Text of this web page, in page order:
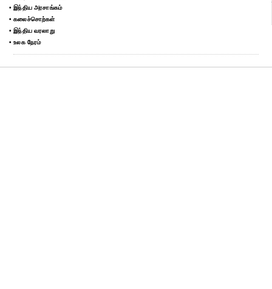
• இந்திய அரசாங்கம்
• கலைச்சொற்கள்
• இந்திய வரலாறு
• உலக நேரம்